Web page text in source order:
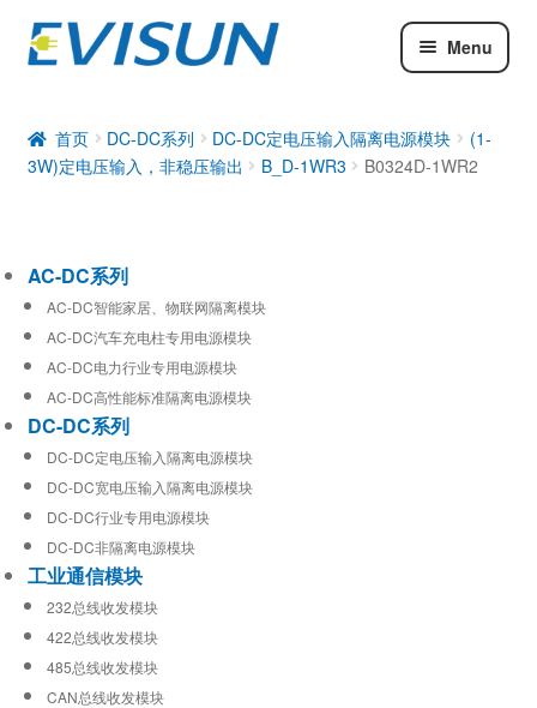
Menu
DC-DC系列
工业通信模块
首页 DC-DC系列 DC-DC定电压输入隔离电源模块
(1-
3W)定电压输入，非稳压输出
B_D-1WR3 B0324D-1WR2
AC-DC系列
AC-DC智能家居、物联网隔离模块
AC-DC汽车充电柱专用电源模块
AC-DC电力行业专用电源模块
AC-DC高性能标准隔离电源模块
DC-DC系列
DC-DC定电压输入隔离电源模块
DC-DC宽电压输入隔离电源模块
DC-DC行业专用电源模块
DC-DC非隔离电源模块
工业通信模块
232总线收发模块
422总线收发模块
485总线收发模块
CAN总线收发模块